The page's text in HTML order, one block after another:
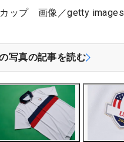
ップ 画像／getty images
写真の記事を読む